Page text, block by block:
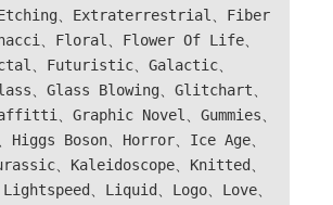
、Extraterrestrial、Fiber
、Floral、Flower Of Life、
、Futuristic、Galactic、
、Glass Blowing、Glitchart、
、Graphic Novel、Gummies、
Higgs Boson、Horror、Ice Age、
、Kaleidoscope、Knitted、
Lightspeed、Liquid、Logo、Love、